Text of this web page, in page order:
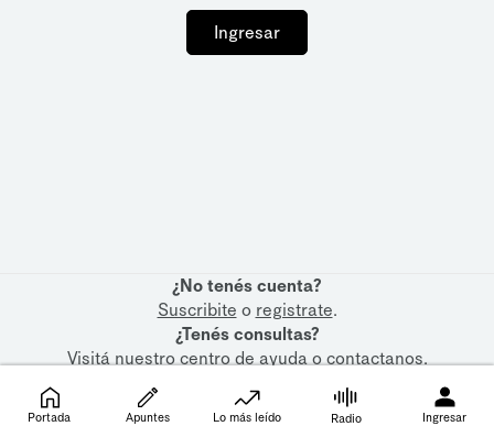
Ingresar
¿No tenés cuenta?
Suscribite o registrate.
¿Tenés consultas?
Visitá nuestrocentro de ayudaocontactanos.
Portada Apuntes Lo más leído Radio Ingresar